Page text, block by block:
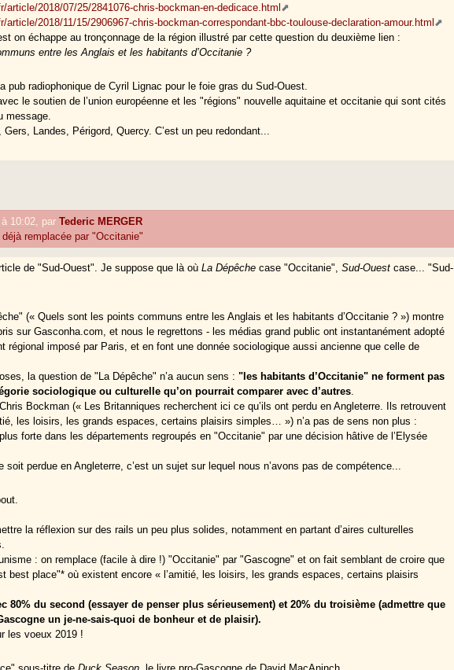
article/2018/07/25/2841076-chris-bockman-en-dedicace.html
article/2018/11/15/2906967-chris-bockman-correspondant-bbc-toulouse-declaration-amour.html
on échappe au tronçonnage de la région illustré par cette question du deuxième lien :
entre les Anglais et les habitants d’Occitanie ?
pub radiophonique de Cyril Lignac pour le foie gras du Sud-Ouest.
le soutien de l’union européenne et les "régions" nouvelle aquitaine et occitanie qui sont cités
message.
Landes, Périgord, Quercy. C’est un peu redondant...
10:02 parTederic MERGER
déjà remplacée par "Occitanie"
de "Sud-Ouest". Je suppose que là oùLa Dépêche case "Occitanie",Sud-Ouest case... "Sud-
(« Quels sont les points communs entre les Anglais et les habitants d’Occitanie ? ») montre
sur Gasconha.com, et nous le regrettons - les médias grand public ont instantanément adopté
régional imposé par Paris, et en font une donnée sociologique aussi ancienne que celle de
la question de "La Dépêche" n’a aucun sens :"les habitants d’Occitanie" ne forment pas
sociologique ou culturelle qu’on pourrait comparer avec d’autres
Bockman (« Les Britanniques recherchent ici ce qu’ils ont perdu en Angleterre. Ils retrouvent
les loisirs, les grands espaces, certains plaisirs simples… ») n’a pas de sens non plus :
forte dans les départements regroupés en "Occitanie" par une décision hâtive de l’Elysée
perdue en Angleterre, c’est un sujet sur lequel nous n’avons pas de compétence...
la réflexion sur des rails un peu plus solides, notamment en partant d’aires culturelles
: on remplace (facile à dire !) "Occitanie" par "Gascogne" et on fait semblant de croire que
best place"* où existent encore « l’amitié, les loisirs, les grands espaces, certains plaisirs
80% du second (essayer de penser plus sérieusement) et 20% du troisième (admettre que
un je-ne-sais-quoi de bonheur et de plaisir).
les voeux 2019 !